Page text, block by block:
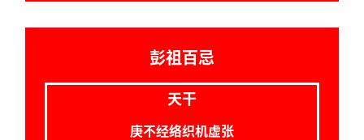
彭祖百忌
天干
庚不经络织机虚张